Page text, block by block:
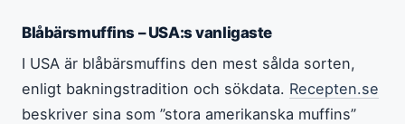
Blåbärsmuffins – USA:s vanligaste
I USA är blåbärsmuffins den mest sålda sorten,
enligt bakningstradition och sökdata. Recepten.se
beskriver sina som ”stora amerikanska muffins”